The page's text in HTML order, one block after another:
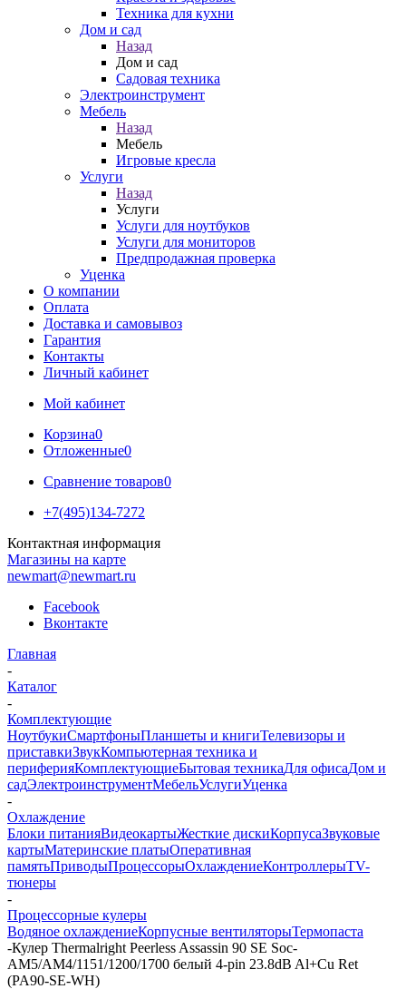
Техника для кухни
Дом и сад
Назад
Дом и сад
Садовая техника
Электроинструмент
Мебель
Назад
Мебель
Игровые кресла
Услуги
Назад
Услуги
Услуги для ноутбуков
Услуги для мониторов
Предпродажная проверка
Уценка
О компании
Оплата
Доставка и самовывоз
Гарантия
Контакты
Личный кабинет
Мой кабинет
Корзина0
Отложенные0
Сравнение товаров0
+7(495)134-7272
Контактная информация
Магазины на карте
newmart@newmart.ru
Facebook
Вконтакте
Главная
-
Каталог
-
Комплектующие
НоутбукиСмартфоныПланшеты и книгиТелевизоры и
приставкиЗвукКомпьютерная техника и
периферияКомплектующиеБытовая техникаДля офисаДом и
садЭлектроинструментМебельУслугиУценка
-
Охлаждение
Блоки питанияВидеокартыЖесткие дискиКорпусаЗвуковые
картыМатеринские платыОперативная
памятьПриводыПроцессорыОхлаждениеКонтроллерыTV-
тюнеры
-
Процессорные кулеры
Водяное охлаждениеКорпусные вентиляторыТермопаста
-Кулер Thermalright Peerless Assassin 90 SE Soc-
AM5/AM4/1151/1200/1700 белый 4-pin 23.8dB Al+Cu Ret
(PA90-SE-WH)